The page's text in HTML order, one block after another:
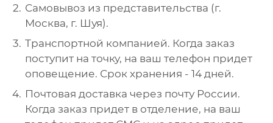
Самовывоз из представительства (г.
Москва, г. Шуя).
Транспортной компанией. Когда заказ
поступит на точку, на ваш телефон придет
оповещение. Срок хранения - 14 дней.
Почтовая доставка через почту России.
Когда заказ придет в отделение, на ваш